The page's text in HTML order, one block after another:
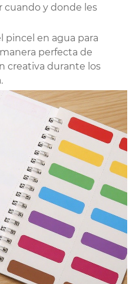
cuando y donde les
pincel en agua para
perfecta de
creativa durante los